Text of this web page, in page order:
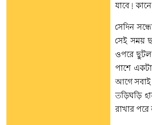
যাবে!
সেদিন
সেই সময়
ওপরে ছুটল
পাশে
আগে সবাই
তড়িঘড়ি
রাখার